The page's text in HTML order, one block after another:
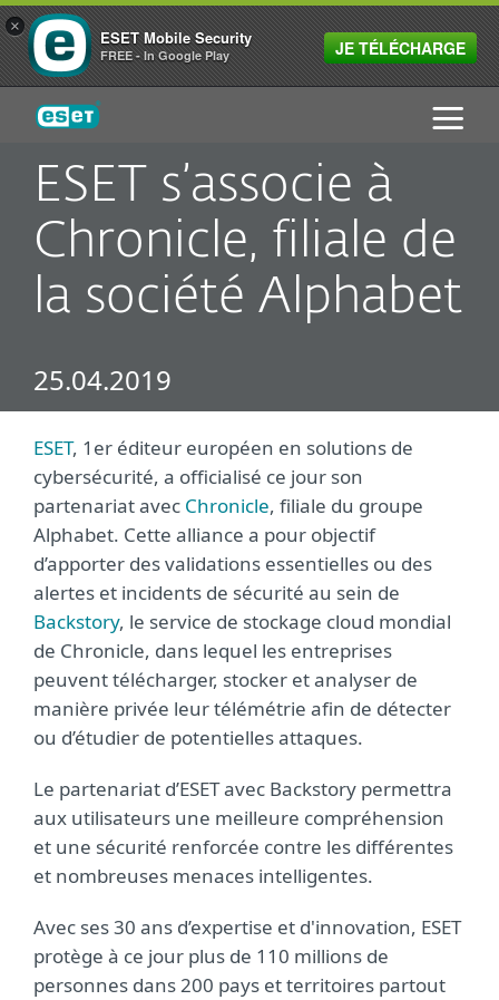
ESET s’associe à
Chronicle, filiale de
la société Alphabet
25.04.2019
ESET, 1er éditeur européen en solutions de
cybersécurité, a officialisé ce jour son
partenariat avec Chronicle, filiale du groupe
Alphabet. Cette alliance a pour objectif
d’apporter des validations essentielles ou des
alertes et incidents de sécurité au sein de
Backstory, le service de stockage cloud mondial
de Chronicle, dans lequel les entreprises
peuvent télécharger, stocker et analyser de
manière privée leur télémétrie afin de détecter
ou d’étudier de potentielles attaques.
Le partenariat d’ESET avec Backstory permettra
aux utilisateurs une meilleure compréhension
et une sécurité renforcée contre les différentes
et nombreuses menaces intelligentes.
Avec ses 30 ans d’expertise et d'innovation, ESET
protège à ce jour plus de 110 millions de
personnes dans 200 pays et territoires partout
ESET
×
ESET Mobile Security
FREE - In Google Play JE TÉLÉCHARGE